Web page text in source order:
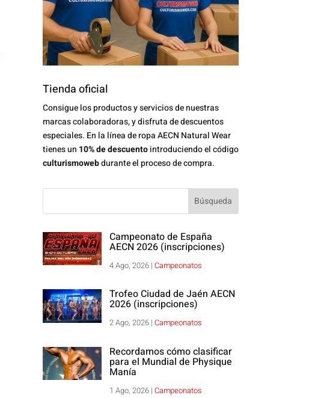
Tienda oficial
Consigue los productos y servicios de nuestras
marcas colaboradoras, y disfruta de descuentos
especiales. En la línea de ropa AECN Natural Wear
tienes un 10% de descuentointroduciendo el código
culturismowebdurante el proceso de compra.
Campeonato de España
AECN 2026 (inscripciones)
4 Ago, 2026| Campeonatos
Trofeo Ciudad de Jaén AECN
2026 (inscripciones)
2 Ago, 2026| Campeonatos
Recordamos cómo clasificar
para el Mundial de Physique
Manía
1 Ago, 2026| Campeonatos